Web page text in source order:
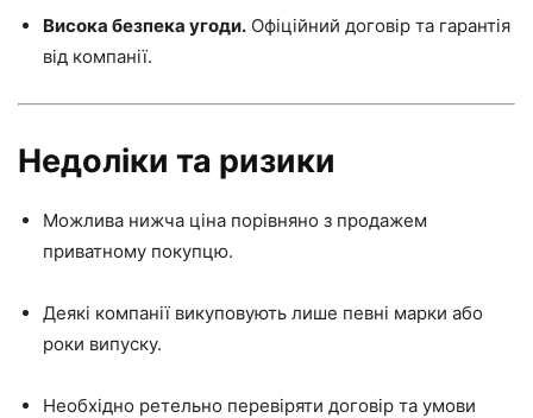
Висока безпека угоди. Офіційний договір та гарантія
від компанії.
Недоліки та ризики
Можлива нижча ціна порівняно з продажем
приватному покупцю.
Деякі компанії викуповують лише певні марки або
роки випуску.
Необхідно ретельно перевіряти договір та умови